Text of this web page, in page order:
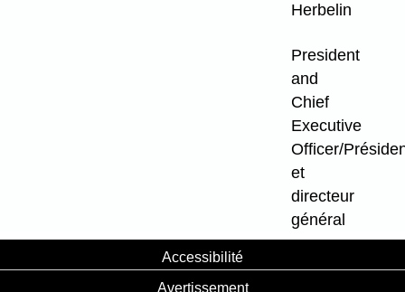
Herbelin
President
and
Chief
Executive
Officer/
et
directeur
général
Accessibilité
Avertissement